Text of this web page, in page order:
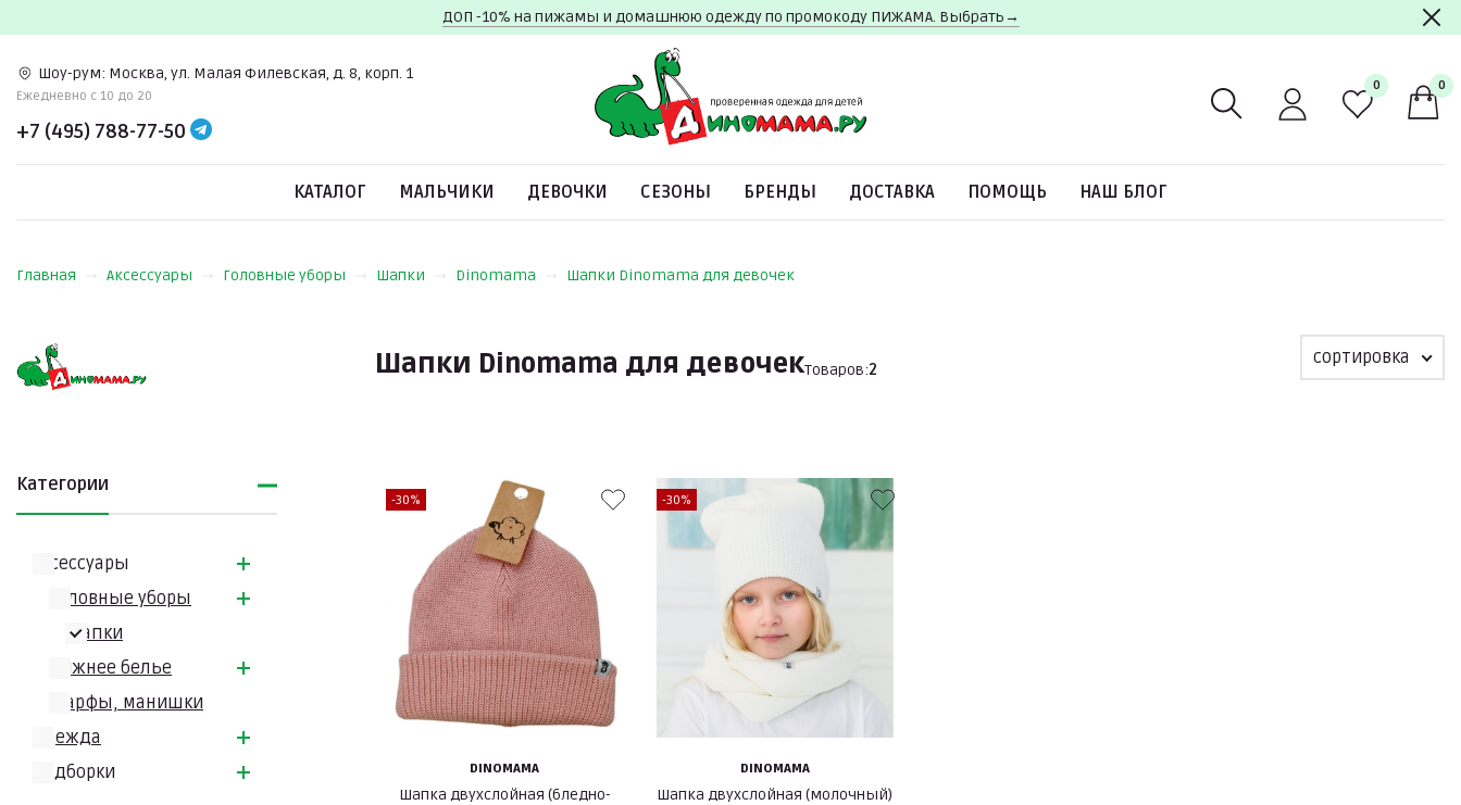
ДОП -10% на пижамы и домашнюю одежду по промокоду ПИЖАМА. Выбрать→
Шоу-рум: Москва, ул. Малая Филевская, д. 8, корп. 1
Ежедневно c 10 до 20
+7 (495) 788-77-50
0 0
КАТАЛОГ МАЛЬЧИКИ ДЕВОЧКИ СЕЗОНЫ БРЕНДЫ ДОСТАВКА ПОМОЩЬ НАШ БЛОГ
Главная Аксессуары Головные уборы Шапки Dinomama Шапки Dinomama для девочек
Категории
Аксессуары
Головные уборы
Шапки
Нижнее белье
Шарфы, манишки
Одежда
Подборки
Шапки Dinomama для девочекТоваров:2
сортировка
-30%
DINOMAMA
Шапка двухслойная (бледно-
-30%
DINOMAMA
Шапка двухслойная (молочный)